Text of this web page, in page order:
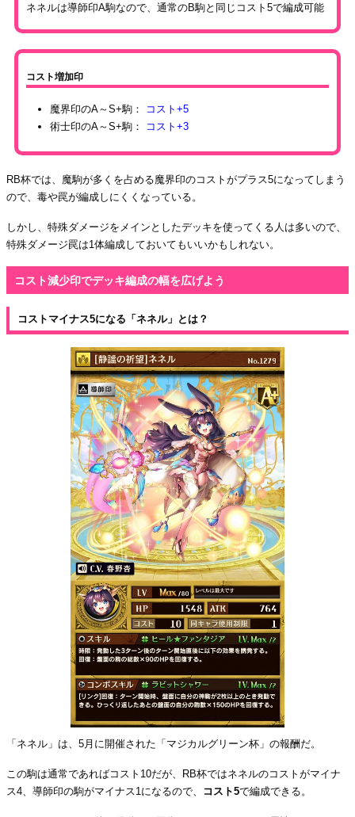
ネネルは導師印A駒なので、通常のB駒と同じコスト5で編成可能
コスト増加印
魔界印のA～S+駒：
コスト+5
術士印のA～S+駒：
コスト+3
RB杯では、魔駒が多くを占める魔界印のコストがプラス5になってしまう
ので、毒や罠が編成しにくくなっている。
しかし、特殊ダメージをメインとしたデッキを使ってくる人は多いので、
特殊ダメージ罠は1体編成しておいてもいいかもしれない。
コスト減少印でデッキ編成の幅を広げよう
コストマイナス5になる「ネネル」とは？
「ネネル」は、5月に開催された「マジカルグリーン杯」の報酬だ。
この駒は通常であればコスト10だが、RB杯ではネネルのコストがマイナ
ス4、導師印の駒がマイナス1になるので、
コスト5で編成できる。